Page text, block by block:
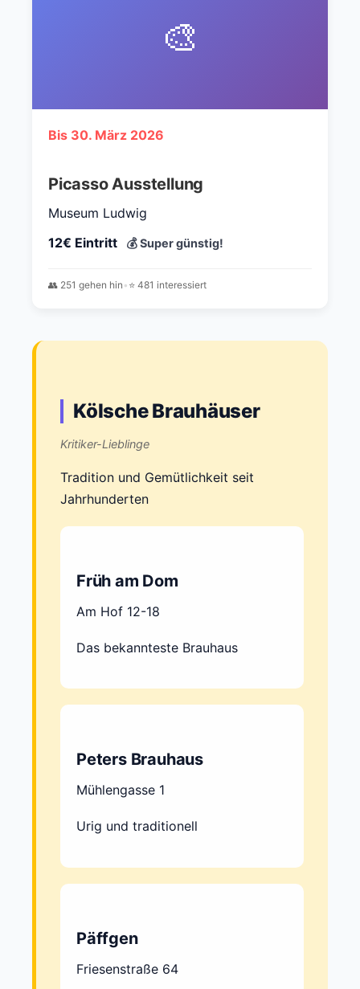
🎨
Bis 30. März 2026
Picasso Ausstellung
Museum Ludwig
12€ Eintritt
💰 Super günstig!
👥 251 gehen hin • ⭐ 481 interessiert
Kölsche Brauhäuser
Kritiker-Lieblinge
Tradition und Gemütlichkeit seit
Jahrhunderten
Früh am Dom
Am Hof 12-18
Das bekannteste Brauhaus
Peters Brauhaus
Mühlengasse 1
Urig und traditionell
Päffgen
Friesenstraße 64